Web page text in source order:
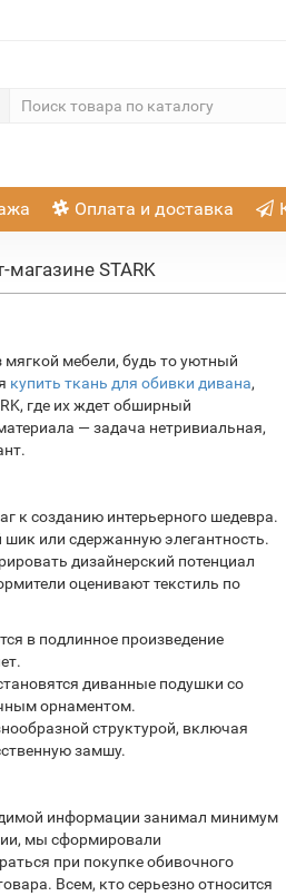
Оплата и доставка
магазине STARK
мебели, будь то уютный
купить ткань для обивки дивана,
где их ждет обширный
— задача нетривиальная,
к созданию интерьерного шедевра.
или сдержанную элегантность.
дизайнерский потенциал
оценивают текстиль по
в подлинное произведение
диванные подушки со
орнаментом.
структурой, включая
замшу.
информации занимал минимум
мы сформировали
при покупке обивочного
Всем, кто серьезно относится